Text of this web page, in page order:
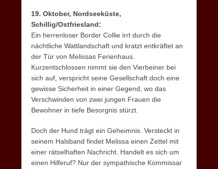
19. Oktober, Nordseeküste,
Schillig/Ostfriesland:
Ein herrenloser Border Collie irrt durch die
nächtliche Wattlandschaft und kratzt entkräftet an
der Tür von Melissas Ferienhaus.
Kurzentschlossen nimmt sie den Vierbeiner bei
sich auf, verspricht seine Gesellschaft doch eine
gewisse Sicherheit in einer Gegend, wo das
Verschwinden von zwei jungen Frauen die
Bewohner in tiefe Besorgnis stürzt.
Doch der Hund trägt ein Geheimnis. Versteckt in
seinem Halsband findet Melissa einen Zettel mit
einer rätselhaften Nachricht. Handelt es sich um
einen Hilferuf? Nur der sympathische Kommissar